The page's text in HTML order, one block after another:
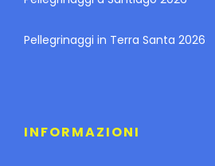
Pellegrinaggi in Terra Santa 2026
INFORMAZIONI